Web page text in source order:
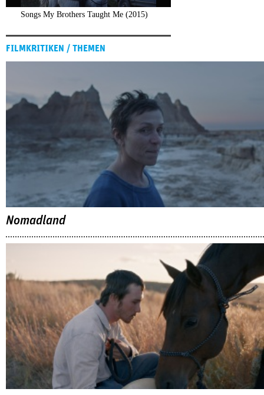
Songs My Brothers Taught Me (2015)
FILMKRITIKEN / THEMEN
Nomadland